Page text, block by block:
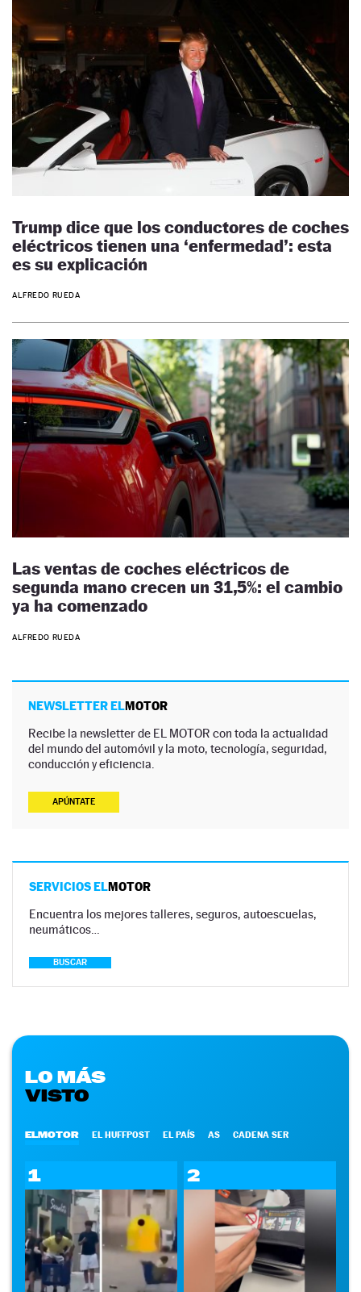
Trump dice que los conductores de coches
eléctricos tienen una ‘enfermedad’: esta
es su explicación
ALFREDO RUEDA
Las ventas de coches eléctricos de
segunda mano crecen un 31,5%: el cambio
ya ha comenzado
ALFREDO RUEDA
NEWSLETTER ELMOTOR
Recibe la newsletter de EL MOTOR con toda la actualidad
del mundo del automóvil y la moto, tecnología, seguridad,
conducción y eficiencia.
APÚNTATE
SERVICIOS ELMOTOR
Encuentra los mejores talleres, seguros, autoescuelas,
neumáticos…
BUSCAR
LO MÁS
VISTO
ELMOTOR EL HUFFPOST EL PAÍS AS CADENA SER
1 2